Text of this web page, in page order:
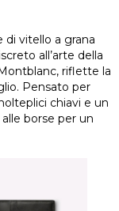
di vitello a grana
all’arte della
riflette la
Pensato per
chiavi e un
borse per un